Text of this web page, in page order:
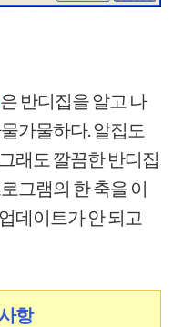
반디집을 알고 나
가물하다. 알집도
래도 깔끔한 반디집
그램의 한 축을 이
데이트가 안 되고
항